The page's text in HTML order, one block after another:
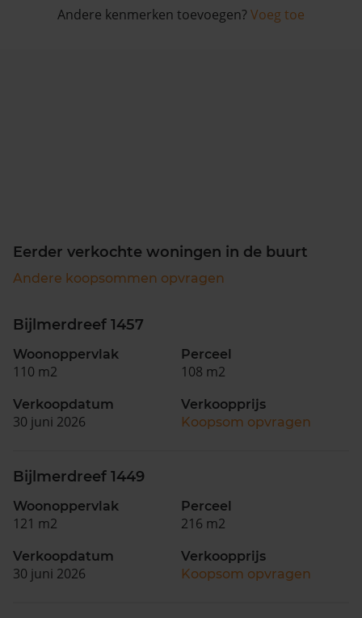
Andere kenmerken toevoegen? Voeg toe
Eerder verkochte woningen in de buurt
Andere koopsommen opvragen
Bijlmerdreef 1457
Woonoppervlak
110 m2
Perceel
108 m2
Verkoopdatum
30 juni 2026
Verkoopprijs
Koopsom opvragen
Bijlmerdreef 1449
Woonoppervlak
121 m2
Perceel
216 m2
Verkoopdatum
30 juni 2026
Verkoopprijs
Koopsom opvragen